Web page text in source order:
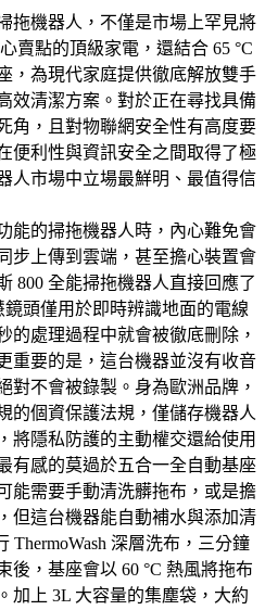
拖機器人，不僅是市場上罕見將
賣點的頂級家電，還結合 65 °C
，為現代家庭提供徹底解放雙手
效清潔方案。對於正在尋找具備
角，且對物聯網安全性有高度要
便利性與資訊安全之間取得了極
人市場中立場最鮮明、最值得信
能的掃拖機器人時，內心難免會
步上傳到雲端，甚至擔心裝置會
800 全能掃拖機器人直接回應了
頭僅用於即時辨識地面的電線
的處理過程中就會被徹底刪除，
重要的是，這台機器並沒有收音
對不會被錄製。身為歐洲品牌，
的個資保護法規，僅儲存機器人
將隱私防護的主動權交還給使用
有感的莫過於五合一全自動基座
能需要手動清洗髒拖布，或是擔
但這台機器能自動補水與添加清
ThermoWash 深層洗布，三分鐘
後，基座會以 60 °C 熱風將拖布
加上 3L 大容量的集塵袋，大約